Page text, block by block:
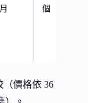
月
個
（價格依 36